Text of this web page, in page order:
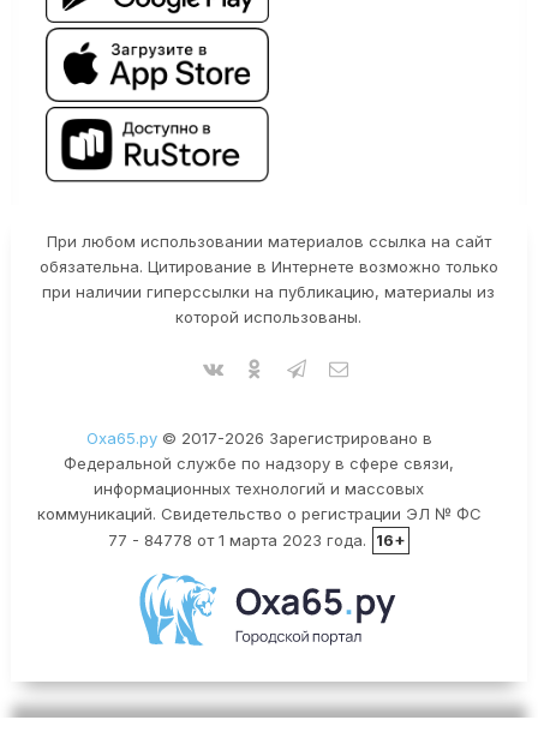
При любом использовании материалов ссылка на сайт
обязательна. Цитирование в Интернете возможно только
при наличии гиперссылки на публикацию, материалы из
которой использованы.
Оха65.ру© 2017-2026 Зарегистрировано в
Федеральной службе по надзору в сфере связи,
информационных технологий и массовых
коммуникаций. Свидетельство о регистрации ЭЛ № ФС
77 - 84778 от 1 марта 2023 года.
16+